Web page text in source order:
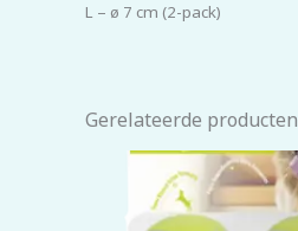
L – ø 7 cm (2-pack)
Gerelateerde producten